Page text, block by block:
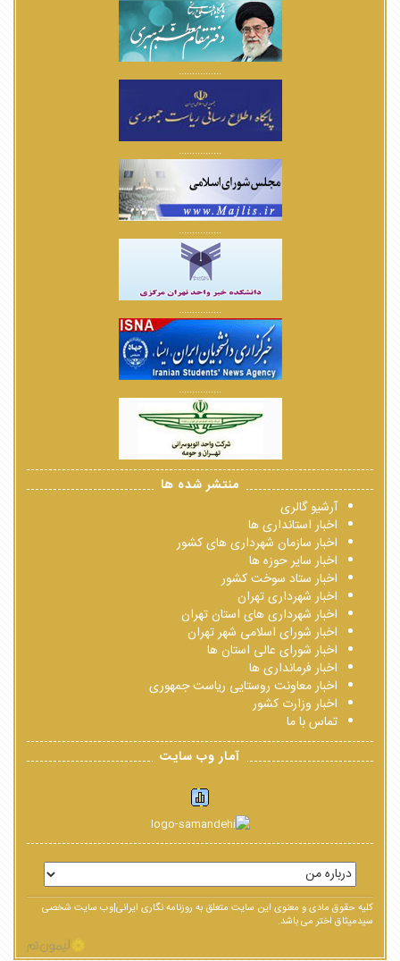
................
................
................
................
................
منتشر شده ها
آرشیو گالری
اخبار استانداری ها
اخبار سازمان شهرداری های کشور
اخبار سایر حوزه ها
اخبار ستاد سوخت کشور
اخبار شهرداری تهران
اخبار شهرداری های استان تهران
اخبار شورای اسلامی شهر تهران
اخبار شورای عالی استان ها
اخبار فرمانداری ها
اخبار معاونت روستایی ریاست جمهوری
اخبار وزارت کشور
تماس با ما
آمار وب سایت
کلیه حقوق مادی و معنوی این سایت متعلق به روزنامه نگاری ایرانی|وب سایت شخصی
سیدمیثاق اختر می باشد.